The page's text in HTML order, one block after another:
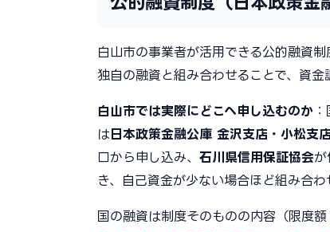
白山市の事業者が活用できる公的融資
独自の融資と組み合わせることで、資金
白山市では実際にどこへ申し込むのか
は 日本政策金融公庫 金沢支店・小松支店
口から申し込み、 石川県信用保証協会が
き、自己資金が少ない場合ほど組み合わ
国の融資は制度そのものの内容（限度